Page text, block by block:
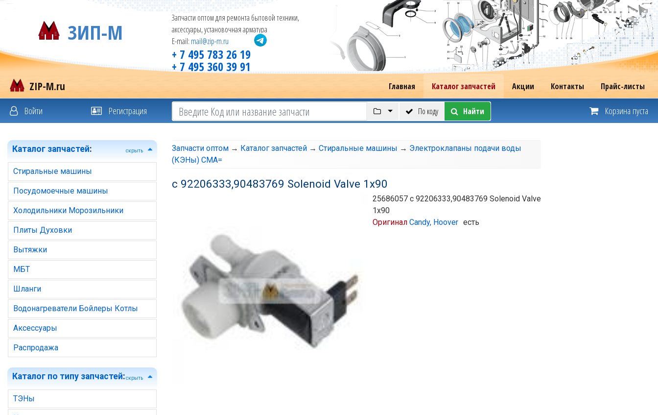
ЗИП-М
Запчасти оптом для ремонта бытовой техники,
аксессуары, установочная арматура
E-mail: mail@zip-m.ru
+ 7 495 783 26 19
+ 7 495 360 39 91
ZIP-M.ru Главная Каталог запчастей Акции Контакты Прайс-листы
Войти Регистрация По коду Найти Корзина пуста
Каталог запчастей: скрыть
Стиральные машины
Посудомоечные машины
Холодильники Морозильники
Плиты Духовки
Вытяжки
МБТ
Шланги
Водонагреватели Бойлеры Котлы
Аксессуары
Распродажа
Каталог по типу запчастей:скрыть
ТЭНы
Запчасти оптом → Каталог запчастей → Стиральные машины → Электроклапаны подачи воды
(КЭНы) СМА=
с 92206333,90483769 Solenoid Valve 1х90
25686057 с 92206333,90483769 Solenoid Valve
1х90
Оригинал Candy, Hoover есть